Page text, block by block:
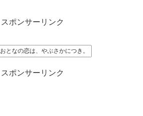
スポンサーリンク
おとなの恋は、やぶさかにつき。
スポンサーリンク